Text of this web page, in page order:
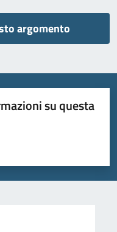
argomento
su questa